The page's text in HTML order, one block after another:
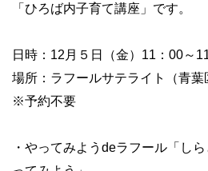
「ひろば内子育て講座」です。
日時：12月５日（金）11：00～
場所：ラフールサテライト（青葉
※予約不要
・やってみようdeラフール「し